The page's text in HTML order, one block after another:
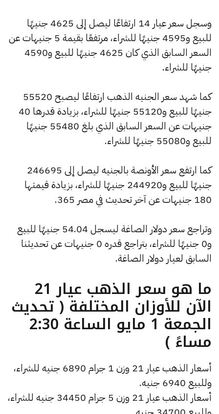
وسجل سعر عيار 14 ارتفاعًا ليصل إلى 4625 جنيهًا
للبيع و4595 جنيهًا للشراء، مرتفعًا بقيمة 5 جنيهات عن
السعر السابق الذي كان 4625 جنيهًا للبيع و4590
جنيهًا للشراء.
كما شهد سعر الجنيه الذهب ارتفاعًا ليصبح 55520
جنيهًا للبيع و55120 جنيهًا للشراء، بزيادة قدرها 40
جنيهات عن السعر السابق الذي بلغ 55480 جنيهًا
للبيع و55080 جنيهًا للشراء.
كما ارتفع سعر الأونصة بالجنيه ليصل إلى 246695
جنيهًا للبيع و244920 جنيهًا للشراء، بزيادة قيمتها
180 جنيهات عن آخر تحديث في مصر 365.
وتراجع سعر دولار الصاغة ليسجل 54.04 جنيهًا للبيع
و0 جنيهًا للشراء، بتراجع قدره 0 جنيهات عن تحديثنا
السابق لعيار دولار الصاغة.
ما هو سعر الذهب عيار 21
الآن للأوزان المختلفة ( تحديث
الجمعة 1 مايو الساعة 2:30
مساءً )
أسعار الذهب عيار 21 وزن 1 جرام 6890 جنيه للشراء،
وللبيع 6940 جنيه.
أسعار الذهب عيار 21 وزن 5 جرام 34450 جنيه للشراء،